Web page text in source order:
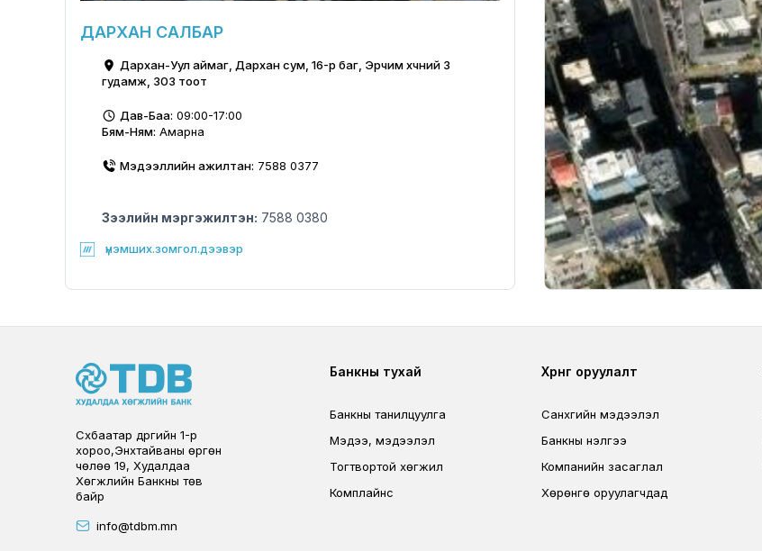
ДАРХАН САЛБАР
Дархан-Уул аймаг, Дархан сум, 16-р баг, Эрчим хүчний 3
гудамж, 303 тоот
Дав-Баа: 09:00-17:00
Бям-Ням: Амарна
Мэдээллийн ажилтан: 7588 0377
Зээлийн мэргэжилтэн: 7588 0380
үнэмших.зомгол.дээвэр
Сүхбаатар дүүргийн 1-р
хороо,Энхтайваны өргөн
чөлөө 19, Худалдаа
Хөгжлийн Банкны төв
байр
info@tdbm.mn
Footer
Банкны тухай
Банкны танилцуулга
Мэдээ, мэдээлэл
Тогтвортой хөгжил
Комплайнс
Footer third
Хөрөнгө оруулалт
Санхүүгийн мэдээлэл
Банкны үнэлгээ
Компанийн засаглал
Хөрөнгө оруулагчдад